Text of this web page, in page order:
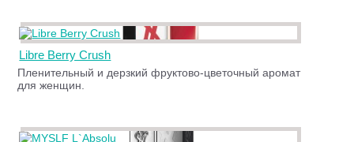
Libre Berry Crush
Пленительный и дерзкий фруктово-цветочный аромат
для женщин.